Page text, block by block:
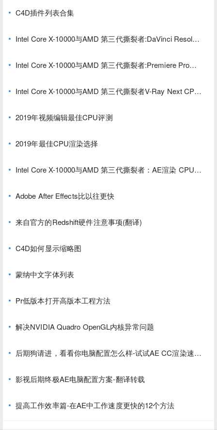
C4D插件列表合集
Intel Core X-10000与AMD 第三代撕裂者:DaVinci Resolve
Intel Core X-10000与AMD 第三代撕裂者:Premiere Pro
Intel Core X-10000与AMD 第三代撕裂者V-Ray Next CPU
2019年视频编辑最佳CPU评测
2019年最佳CPU渲染选择
Intel Core X-10000与AMD 第三代撕裂者：AE渲染 CPU性
Adobe After Effects比以往更快
来自官方的Redshift硬件注意事项(翻译)
C4D如何显示缩略图
蒙纳中文字体列表
Pr低版本打开高版本工程方法
解决NVIDIA Quadro OpenGL内核异常问题
后期狗请进，看看你电脑配置怎么样-试试AE CC渲染速度
影视后期终极AE电脑配置方案-翻译转载
提高工作效率篇-在AE中工作速度更快的12个方法